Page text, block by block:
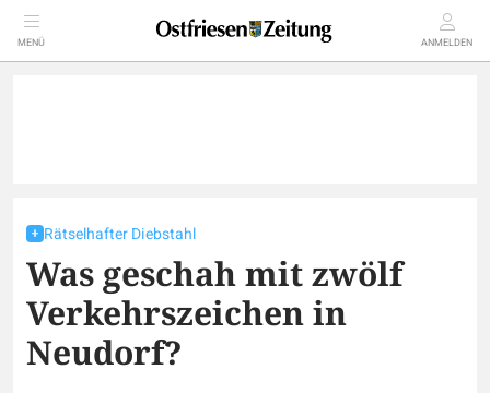
MENÜ ANMELDEN
Rätselhafter Diebstahl
Was geschah mit zwölf
Verkehrszeichen in
Neudorf?